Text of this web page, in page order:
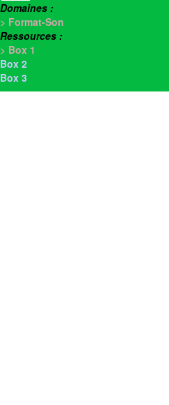
Domaines :
> Format-Son
Ressources :
> Box 1
Box 2
Box 3